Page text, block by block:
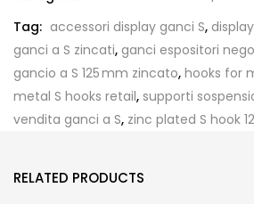
Tag: accessori display ganci S,
ganci a S zincati, ganci espositori
gancio a S 125 mm zincato, hooks for
metal S hooks retail, supporti
vendita ganci a S, zinc plated S hook
RELATED PRODUCTS